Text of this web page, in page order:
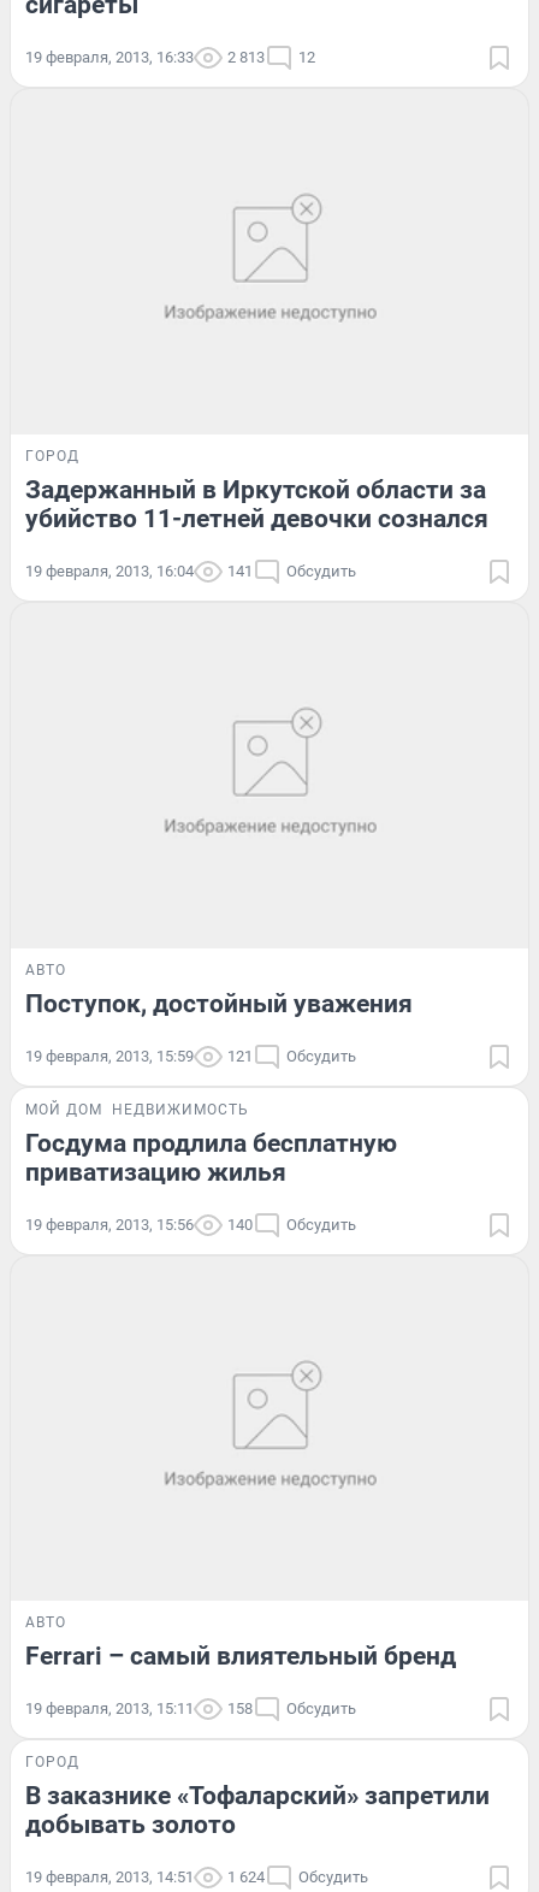
19 февраля, 2013, 16:33 2 813 12
ГОРОД
Задержанный в Иркутской области за
убийство 11-летней девочки сознался
19 февраля, 2013, 16:04 141 Обсудить
АВТО
Поступок, достойный уважения
19 февраля, 2013, 15:59 121 Обсудить
МОЙ ДОМ НЕДВИЖИМОСТЬ
Госдума продлила бесплатную
приватизацию жилья
19 февраля, 2013, 15:56 140 Обсудить
АВТО
Ferrari – самый влиятельный бренд
19 февраля, 2013, 15:11 158 Обсудить
ГОРОД
В заказнике «Тофаларский» запретили
добывать золото
19 февраля, 2013, 14:51 1 624 Обсудить